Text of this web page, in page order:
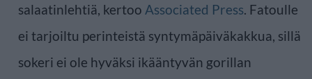
salaatinlehtiä, kertoo Associated Press. Fatoulle
ei tarjoiltu perinteistä syntymäpäiväkakkua, sillä
sokeri ei ole hyväksi ikääntyvän gorillan